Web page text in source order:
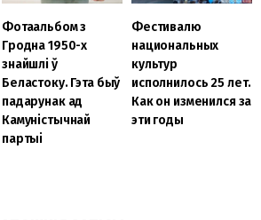
Фотаальбом з
Гродна 1950-х
знайшлі ў
Беластоку. Гэта быў
падарунак ад
Камуністычнай
партыі
Фестивалю
национальных
культур
исполнилось 25 лет.
Как он изменился за
эти годы